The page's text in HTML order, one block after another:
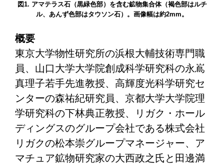
図1. アマテラス石（黒緑色部）を含む鉱物集合体（褐色部はルチ
ル、あんず色部はタウソン石）。画像幅は約2mm。
概要
東京大学物性研究所の浜根大輔技術専門職
員、山口大学大学院創成科学研究科の永嶌
真理子若手先進教授、高輝度光科学研究セ
ンターの森祐紀研究員、京都大学大学院理
学研究科の下林典正教授、リガク・ホール
ディングスのグループ会社である株式会社
リガクの松本崇グループマネージャー、ア
マチュア鉱物研究家の大西政之氏と田邊満